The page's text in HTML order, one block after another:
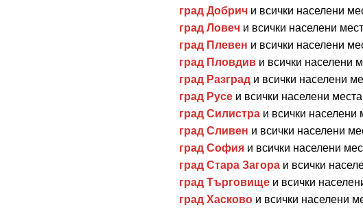
град Добрич и всички населени
град Ловеч и всички населени
град Плевен и всички населени
град Пловдив и всички населени
град Разград и всички населени
град Русе и всички населени
град Силистра и всички населени
град Сливен и всички населени
град София и всички населени
град Стара Загора и всички
град Търговище и всички
град Хасково и всички населени